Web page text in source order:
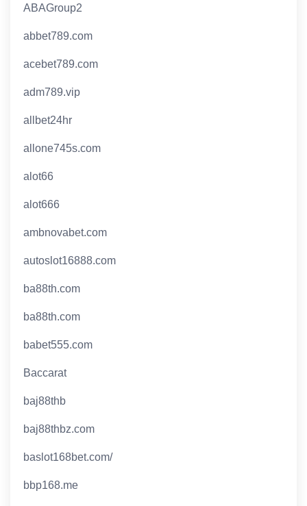
ABAGroup2
abbet789.com
acebet789.com
adm789.vip
allbet24hr
allone745s.com
alot66
alot666
ambnovabet.com
autoslot16888.com
ba88th.com
ba88th.com
babet555.com
Baccarat
baj88thb
baj88thbz.com
baslot168bet.com/
bbp168.me